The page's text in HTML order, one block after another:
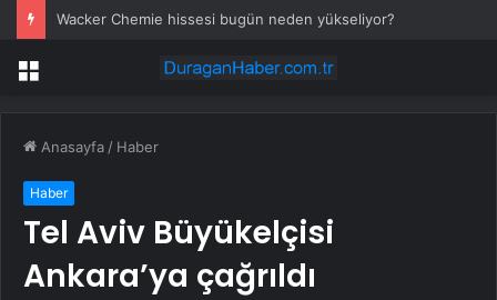
Wacker Chemie hissesi bugün neden yükseliyor?
Menü
Anasayfa / Haber
Haber
Tel Aviv Büyükelçisi
Ankara’ya çağrıldı